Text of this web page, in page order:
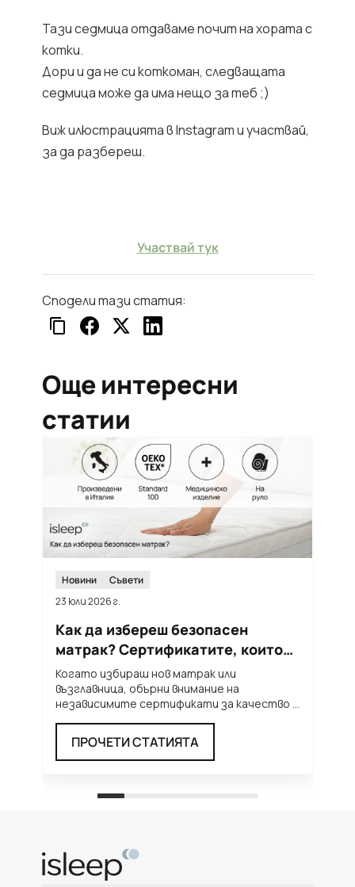
Тази седмица отдаваме почит на хората с
котки.
Дори и да не си коткоман, следващата
седмица може да има нещо за теб ;)
Виж илюстрацията в Instagram и участвай,
за да разбереш.
Участвай тук
Сподели тази статия:
Още интересни
статии
Новини
Съвети
23 юли 2026 г.
Как да избереш безопасен
матрак? Сертификатите, които
трябва да познаваш
Когато избираш нов матрак или
възглавница, обърни внимание на
независимите сертификати за качество и
ПРОЧЕТИ СТАТИЯТА